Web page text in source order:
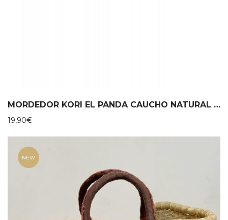
MORDEDOR KORI EL PANDA CAUCHO NATURAL – LANCO
19,90€
NEW